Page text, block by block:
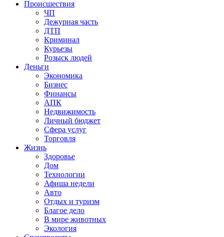
Происшествия
ЧП
Дежурная часть
ДТП
Криминал
Курьезы
Розыск людей
Деньги
Экономика
Бизнес
Финансы
АПК
Недвижимость
Личный бюджет
Сфера услуг
Торговля
Жизнь
Здоровье
Дом
Технологии
Афиша недели
Авто
Отдых и туризм
Благое дело
В мире животных
Экология